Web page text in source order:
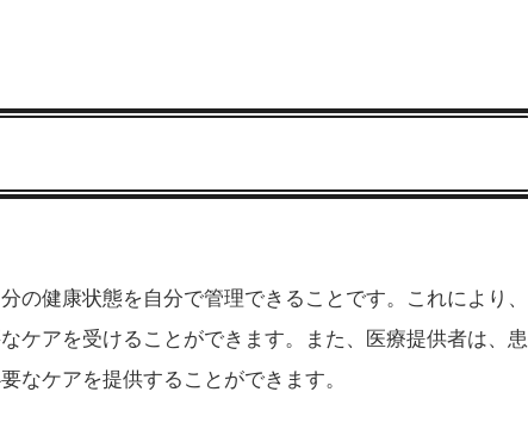
の健康状態を自分で管理できることです。これにより、
ケアを受けることができます。また、医療提供者は、患
なケアを提供することができます。